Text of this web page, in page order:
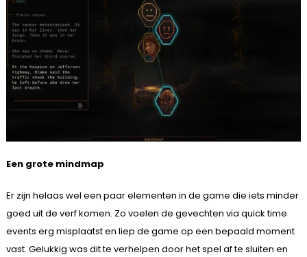
Een grote mindmap
Er zijn helaas wel een paar elementen in de game die iets minder
goed uit de verf komen. Zo voelen de gevechten via quick time
events erg misplaatst en liep de game op een bepaald moment
vast. Gelukkig was dit te verhelpen door het spel af te sluiten en